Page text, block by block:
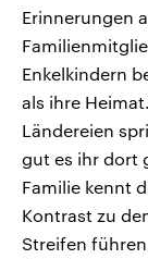
Erinnerungen
Enkelkindern
als ihre
Ländereien
gut es ihr dort
Familie kennt
Kontrast zu
Streifen